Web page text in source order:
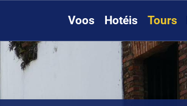
Voos Hotéis Tours